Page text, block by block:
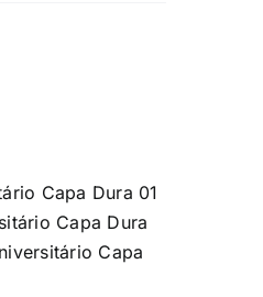
Capa Dura 01
Capa Dura
Capa